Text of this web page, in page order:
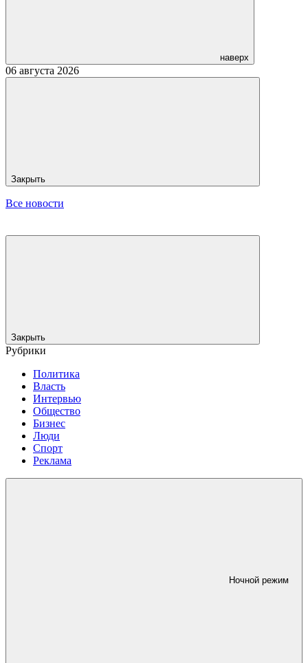
наверх
06 августа 2026
Закрыть
Все новости
Закрыть
Рубрики
Политика
Власть
Интервью
Общество
Бизнес
Люди
Спорт
Реклама
Ночной режим